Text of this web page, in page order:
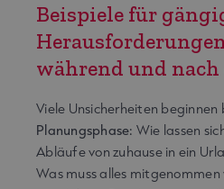
Beispiele für
während und
Viele Unsicherheiten beginnen
Planungsphase: Wie lassen
Abläufe von zuhause in ein
Was muss alles